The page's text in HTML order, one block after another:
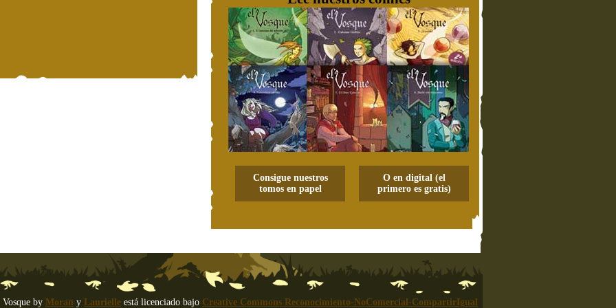
Consigue nuestros
tomos en papel
O en digital (el
primero es gratis)
by Moran y Laurielle está licenciado bajo Creative Commons Reconocimiento-NoComercial-CompartirIgual